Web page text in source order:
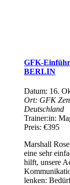
GFK-
BERLIN
Datum: 16.
Ort: GFK
Deutschland
Trainer:in:
Preis: €395
Marshall
eine sehr
hilft, unsere
lenken: